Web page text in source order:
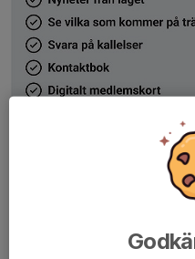
Ladda ned till Android